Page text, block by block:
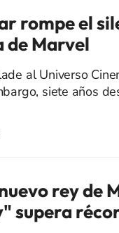
rompe el
de Marvel
al Universo
siete años
rey de
supera